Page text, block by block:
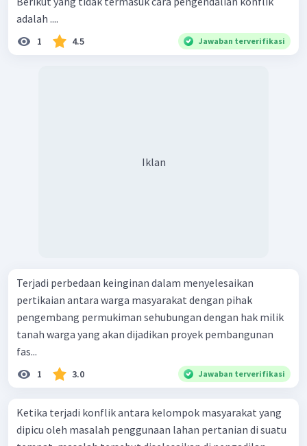
adalah ....
1 4.5 Jawaban terverifikasi
Iklan
Terjadi perbedaan keinginan dalam menyelesaikan
pertikaian antara warga masyarakat dengan pihak
pengembang permukiman sehubungan dengan hak milik
tanah warga yang akan dijadikan proyek pembangunan
fas...
1 3.0 Jawaban terverifikasi
Ketika terjadi konflik antara kelompok masyarakat yang
dipicu oleh masalah penggunaan lahan pertanian di suatu